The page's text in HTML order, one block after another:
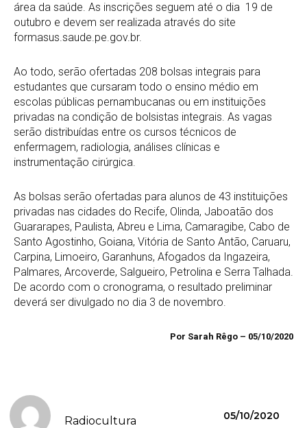
área da saúde. As inscrições seguem até o dia 19 de
outubro e devem ser realizada através do site
formasus.saude.pe.gov.br.
Ao todo, serão ofertadas 208 bolsas integrais para
estudantes que cursaram todo o ensino médio em
escolas públicas pernambucanas ou em instituições
privadas na condição de bolsistas integrais. As vagas
serão distribuídas entre os cursos técnicos de
enfermagem, radiologia, análises clínicas e
instrumentação cirúrgica.
As bolsas serão ofertadas para alunos de 43 instituições
privadas nas cidades do Recife, Olinda, Jaboatão dos
Guararapes, Paulista, Abreu e Lima, Camaragibe, Cabo de
Santo Agostinho, Goiana, Vitória de Santo Antão, Caruaru,
Carpina, Limoeiro, Garanhuns, Afogados da Ingazeira,
Palmares, Arcoverde, Salgueiro, Petrolina e Serra Talhada.
De acordo com o cronograma, o resultado preliminar
deverá ser divulgado no dia 3 de novembro.
Por Sarah Rêgo – 05/10/2020
Radiocultura 05/10/2020